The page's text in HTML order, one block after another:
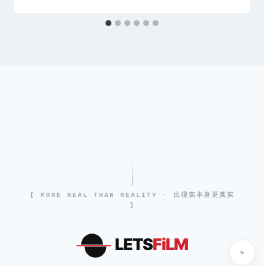
[ MORE REAL THAN REALITY · 比现实本身更真实
]
LETSFiLM